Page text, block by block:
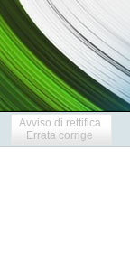
Avviso di rettifica
Errata corrige